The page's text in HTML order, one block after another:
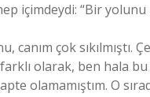
içimdeydi: “Bir yolunu
canım çok sıkılmıştı.
olarak, ben hala
olamamıştım. O